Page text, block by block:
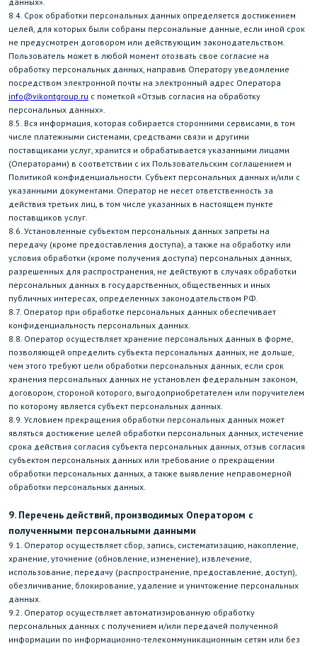
8.4. Срок обработки персональных данных определяется достижением
целей, для которых были собраны персональные данные, если иной срок
не предусмотрен договором или действующим законодательством.
Пользователь может в любой момент отозвать свое согласие на
обработку персональных данных, направив Оператору уведомление
посредством электронной почты на электронный адрес Оператора
info@vikontgroup.ru с пометкой «Отзыв согласия на обработку
персональных данных».
8.5. Вся информация, которая собирается сторонними сервисами, в том
числе платежными системами, средствами связи и другими
поставщиками услуг, хранится и обрабатывается указанными лицами
(Операторами) в соответствии с их Пользовательским соглашением и
Политикой конфиденциальности. Субъект персональных данных и/или с
указанными документами. Оператор не несет ответственность за
действия третьих лиц, в том числе указанных в настоящем пункте
поставщиков услуг.
8.6. Установленные субъектом персональных данных запреты на
передачу (кроме предоставления доступа), а также на обработку или
условия обработки (кроме получения доступа) персональных данных,
разрешенных для распространения, не действуют в случаях обработки
персональных данных в государственных, общественных и иных
публичных интересах, определенных законодательством РФ.
8.7. Оператор при обработке персональных данных обеспечивает
конфиденциальность персональных данных.
8.8. Оператор осуществляет хранение персональных данных в форме,
позволяющей определить субъекта персональных данных, не дольше,
чем этого требуют цели обработки персональных данных, если срок
хранения персональных данных не установлен федеральным законом,
договором, стороной которого, выгодоприобретателем или поручителем
по которому является субъект персональных данных.
8.9. Условием прекращения обработки персональных данных может
являться достижение целей обработки персональных данных, истечение
срока действия согласия субъекта персональных данных, отзыв согласия
субъектом персональных данных или требование о прекращении
обработки персональных данных, а также выявление неправомерной
обработки персональных данных.
9. Перечень действий, производимых Оператором с
полученными персональными данными
9.1. Оператор осуществляет сбор, запись, систематизацию, накопление,
хранение, уточнение (обновление, изменение), извлечение,
использование, передачу (распространение, предоставление, доступ),
обезличивание, блокирование, удаление и уничтожение персональных
данных.
9.2. Оператор осуществляет автоматизированную обработку
персональных данных с получением и/или передачей полученной
информации по информационно-телекоммуникационным сетям или без